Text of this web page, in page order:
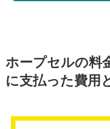
ホープセルの料
に支払った費用